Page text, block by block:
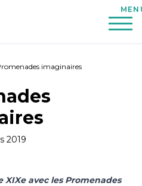
imaginaires
2019
XIXe avec les Promenades